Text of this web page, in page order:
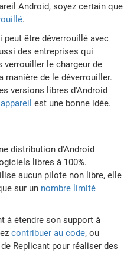
Android, soyez certain que
.
peut être déverrouillé avec
des entreprises qui
verrouiller le chargeur de
manière de le déverrouiller.
versions libres d'Android
est une bonne idée.
distribution d'Android
libres à 100%.
aucun pilote non libre, elle
sur un nombre limité
à étendre son support à
contribuer au code, ou
Replicant pour réaliser des